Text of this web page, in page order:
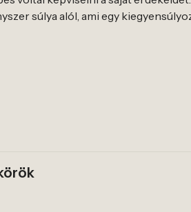
súlya alól, ami egy